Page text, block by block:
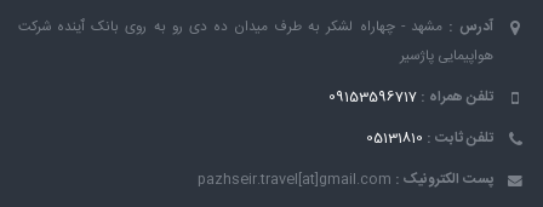
آدرس : مشهد - چهاراه لشکر به طرف میدان ده دی رو به روی بانک ٱینده شرکت
هواپیمایی پاژسیر
تلفن همراه : 09153596717
تلفن ثابت : 05131810
پست الکترونیک : pazhseir.travel[at]gmail.com